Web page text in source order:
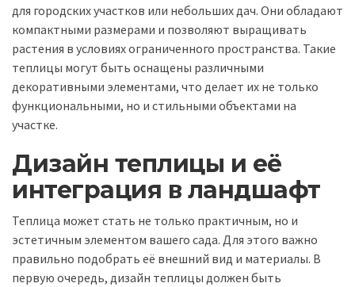
для городских участков или небольших дач. Они обладают
компактными размерами и позволяют выращивать
растения в условиях ограниченного пространства. Такие
теплицы могут быть оснащены различными
декоративными элементами, что делает их не только
функциональными, но и стильными объектами на
участке.
Дизайн теплицы и её
интеграция в ландшафт
Теплица может стать не только практичным, но и
эстетичным элементом вашего сада. Для этого важно
правильно подобрать её внешний вид и материалы. В
первую очередь, дизайн теплицы должен быть